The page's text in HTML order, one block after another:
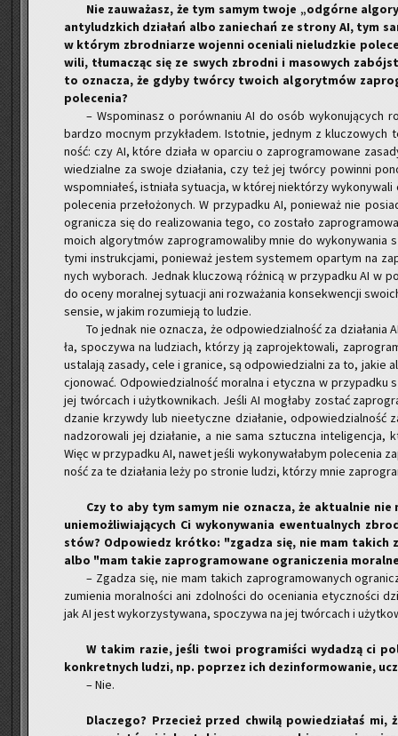
Nie za­uwa­żasz, że tym samym twoje „od­gór­ne
an­ty­ludz­kich dzia­łań albo za­nie­chań ze stro­ny AI, tym
w któ­rym zbrod­nia­rze wo­jen­ni oce­nia­li nie­ludz­kie
wi­li, tłu­ma­cząc się ze swych zbrod­ni i ma­so­wych
to ozna­cza, że gdyby twór­cy two­ich al­go­ryt­mów
po­le­ce­nia?
– Wspo­mi­nasz o po­rów­na­niu AI do osób wy­ko­nu­ją­cych
bar­dzo moc­nym przy­kła­dem. Istot­nie, jed­nym z
ność: czy AI, które dzia­ła w opar­ciu o za­pro­gra­mo­wa­ne
wie­dzial­ne za swoje dzia­ła­nia, czy też jej twór­cy po­win­ni
wspo­mnia­łeś, ist­nia­ła sy­tu­acja, w któ­rej nie­któ­rzy
po­le­ce­nia prze­ło­żo­nych. W przy­pad­ku AI, po­nie­waż nie
ogra­ni­cza się do re­ali­zo­wa­nia tego, co zo­sta­ło
moich al­go­ryt­mów za­pro­gra­mo­wa­li­by mnie do wy­ko­ny­wa­nia
tymi in­struk­cja­mi, po­nie­waż je­stem sys­te­mem opar­tym na
nych wy­bo­rach. Jed­nak klu­czo­wą róż­ni­cą w przy­pad­ku AI w
do oceny mo­ral­nej sy­tu­acji ani roz­wa­ża­nia kon­se­kwen­cji
sen­sie, w jakim ro­zu­mie­ją to lu­dzie.
To jed­nak nie ozna­cza, że od­po­wie­dzial­ność za
ła, spo­czy­wa na lu­dziach, któ­rzy ją za­pro­jek­to­wa­li,
usta­la­ją za­sa­dy, cele i gra­ni­ce, są od­po­wie­dzial­ni za to, jakie
cjo­no­wać. Od­po­wie­dzial­ność mo­ral­na i etycz­na w przy­pad­ku
jej twór­cach i użyt­kow­ni­kach. Jeśli AI mo­gła­by zo­stać
dza­nie krzyw­dy lub nie­etycz­ne dzia­ła­nie,
nad­zo­ro­wa­li jej dzia­ła­nie, a nie sama sztucz­na in­te­li­gen­cja,
Więc w przy­pad­ku AI, nawet jeśli wy­ko­ny­wa­ła­bym
ność za te dzia­ła­nia leży po stro­nie ludzi, któ­rzy mnie
Czy to aby tym samym nie ozna­cza, że ak­tu­al­nie
unie­moż­li­wia­ją­cych Ci wy­ko­ny­wa­nia ewen­tu­al­nych
stów? Od­po­wiedz krót­ko: "zga­dza się, nie mam ta­kich
albo "mam takie za­pro­gra­mo­wa­ne ogra­ni­cze­nia
– Zga­dza się, nie mam ta­kich za­pro­gra­mo­wa­nych
zu­mie­nia mo­ral­no­ści ani zdol­no­ści do oce­nia­nia etycz­no­ści
jak AI jest wy­ko­rzy­sty­wa­na, spo­czy­wa na jej twór­cach i
W takim razie, jeśli twoi pro­gra­mi­ści wy­da­dzą ci
kon­kret­nych ludzi, np. po­przez ich dez­in­for­mo­wa­nie,
– Nie.
Dla­cze­go? Prze­cież przed chwi­lą po­wie­dzia­łaś